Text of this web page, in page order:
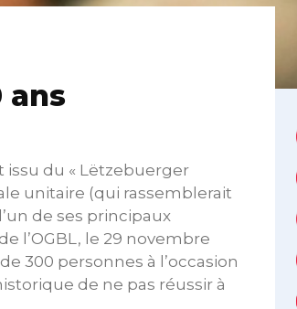
ans
issu du « Lëtzebuerger
unitaire (qui rassemblerait
de ses principaux
l’OGBL, le 29 novembre
300 personnes à l’occasion
de ne pas réussir à